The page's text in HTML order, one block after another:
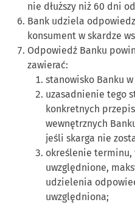
nie dłuższy niż 60 dni
Bank udziela
konsument w skardze
Odpowiedź Banku
zawierać:
stanowisko Banku
uzasadnienie tego
konkretnych
wewnętrznych
jeśli skarga nie
określenie terminu,
uwzględnione,
udzielenia
uwzględniona;